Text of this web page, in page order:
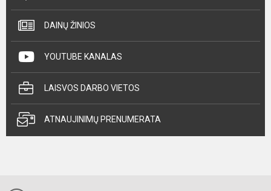
DAINŲ ŽINIOS
YOUTUBE KANALAS
LAISVOS DARBO VIETOS
ATNAUJINIMŲ PRENUMERATA